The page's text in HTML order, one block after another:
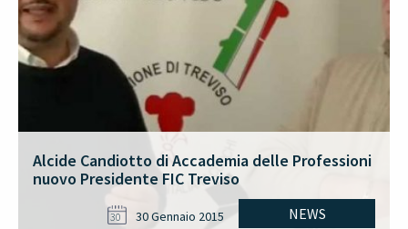
Alcide Candiotto di Accademia delle Professioni
nuovo Presidente FIC Treviso
NEWS
30 30 Gennaio 2015